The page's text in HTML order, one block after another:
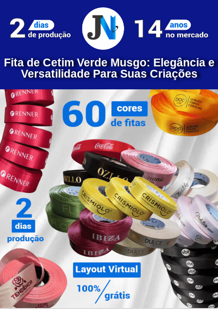
Fita de Cetim Verde Musgo: Elegância e
Versatilidade Para Suas Criações